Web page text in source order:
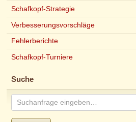
Schafkopf-Strategie
Verbesserungsvorschläge
Fehlerberichte
Schafkopf-Turniere
Suche